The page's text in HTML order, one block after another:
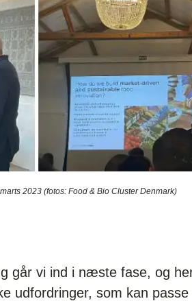
2023 (fotos: Food & Bio Cluster Denmark)
går vi ind i næste fase, og
udfordringer, som kan